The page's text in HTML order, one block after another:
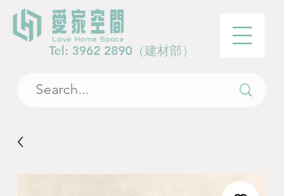
Tel: 3962 2890 （建材部）